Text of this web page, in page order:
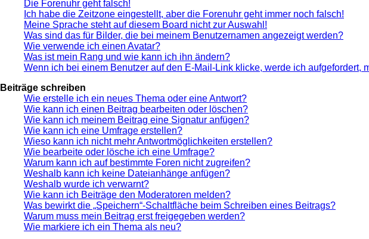
Die Forenuhr geht falsch!
Ich habe die Zeitzone eingestellt, aber die Forenuhr geht immer noch falsch!
Meine Sprache steht auf diesem Board nicht zur Auswahl!
Was sind das für Bilder, die bei meinem Benutzernamen angezeigt werden?
Wie verwende ich einen Avatar?
Was ist mein Rang und wie kann ich ihn ändern?
Wenn ich bei einem Benutzer auf den E-Mail-Link klicke, werde ich aufgefordert,
Beiträge schreiben
Wie erstelle ich ein neues Thema oder eine Antwort?
Wie kann ich einen Beitrag bearbeiten oder löschen?
Wie kann ich meinem Beitrag eine Signatur anfügen?
Wie kann ich eine Umfrage erstellen?
Wieso kann ich nicht mehr Antwortmöglichkeiten erstellen?
Wie bearbeite oder lösche ich eine Umfrage?
Warum kann ich auf bestimmte Foren nicht zugreifen?
Weshalb kann ich keine Dateianhänge anfügen?
Weshalb wurde ich verwarnt?
Wie kann ich Beiträge den Moderatoren melden?
Was bewirkt die „Speichern“-Schaltfläche beim Schreiben eines Beitrags?
Warum muss mein Beitrag erst freigegeben werden?
Wie markiere ich ein Thema als neu?